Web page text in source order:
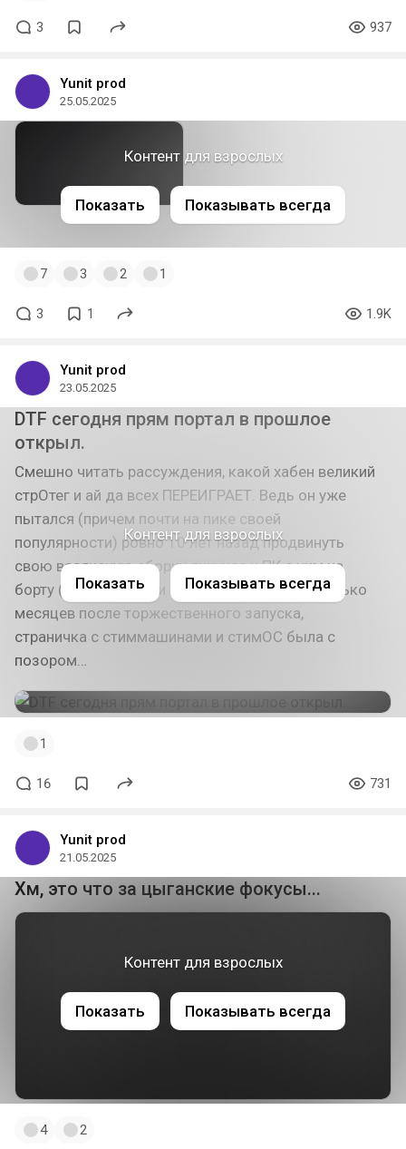
3 937
Yunit prod
25.05.2025
Контент для взрослых
Показать Показывать всегда
7 3 2 1
3 1 1.9K
Yunit prod
23.05.2025
DTF сегодня прям портал в прошлое
открыл.
Смешно читать рассуждения, какой хабен великий
стрОтег и ай да всех ПЕРЕИГРАЕТ. Ведь он уже
пытался (причем почти на пике своей
популярности) ровно 10 лет назад продвинуть
свою васянскую сборку линукса и ПК с ним на
борту (стиммашин), и буквально через несколько
месяцев после торжественного запуска,
страничка с стиммашинами и стимОС была с
позором…
Контент для взрослых
Показать Показывать всегда
1
16 731
Yunit prod
21.05.2025
Хм, это что за цыганские фокусы...
Контент для взрослых
Показать Показывать всегда
4 2